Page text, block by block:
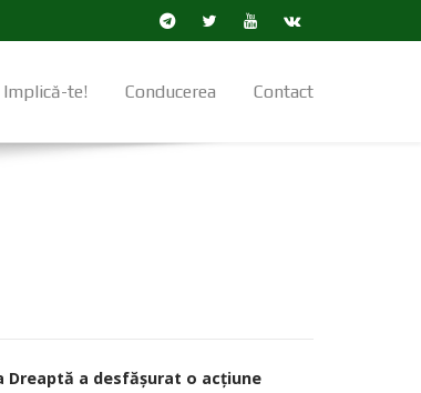
Implică-te! Conducerea Contact
Dreaptă a desfășurat o acţiune